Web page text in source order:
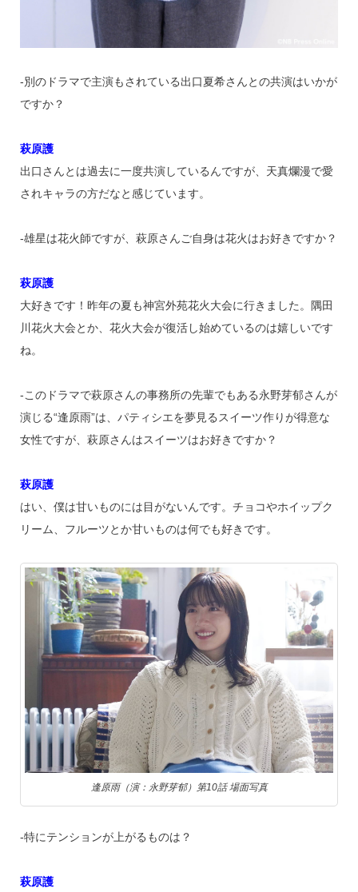
‐別のドラマで主演もされている出口夏希さんとの共演はいかが
ですか？
萩原護
出口さんとは過去に一度共演しているんですが、天真爛漫で愛
されキャラの方だなと感じています。
‐雄星は花火師ですが、萩原さんご自身は花火はお好きですか？
萩原護
大好きです！昨年の夏も神宮外苑花火大会に行きました。隅田
川花火大会とか、花火大会が復活し始めているのは嬉しいです
ね。
‐このドラマで萩原さんの事務所の先輩でもある永野芽郁さんが
演じる“逢原雨”は、パティシエを夢見るスイーツ作りが得意な
女性ですが、萩原さんはスイーツはお好きですか？
萩原護
はい、僕は甘いものには目がないんです。チョコやホイップク
リーム、フルーツとか甘いものは何でも好きです。
逢原雨（演：永野芽郁）第10話 場面写真
‐特にテンションが上がるものは？
萩原護